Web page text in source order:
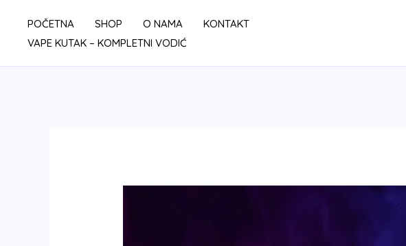
content
POČETNA SHOP O NAMA
KONTAKT
VAPE KUTAK – KOMPLETNI VODIĆ